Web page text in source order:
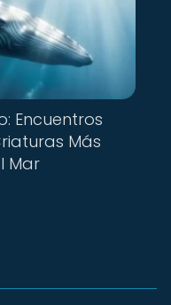
Encuentros
Más
Mar